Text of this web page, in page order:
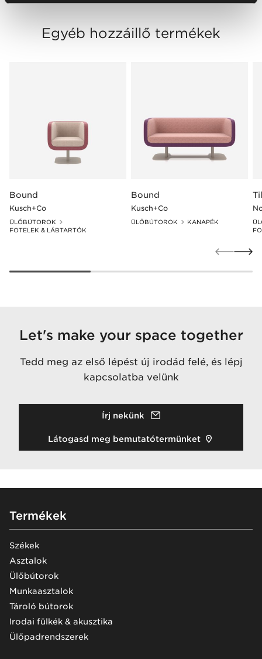
Egyéb hozzáillő termékek
Bound
Kusch+Co
ÜLŐBÚTOROK
FOTELEK & LÁBTARTÓK
Bound
Kusch+Co
ÜLŐBÚTOROK KANAPÉK
Let's make your space together
Tedd meg az első lépést új irodád felé, és lépj
kapcsolatba velünk
Írj nekünk
Látogasd meg bemutatótermünket
Footer
Termékek
Székek
Asztalok
Ülőbútorok
Munkaasztalok
Tároló bútorok
Irodai fülkék & akusztika
Ülőpadrendszerek